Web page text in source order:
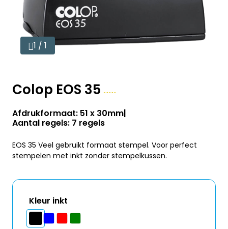
1 / 1
Colop EOS 35
Afdrukformaat: 51 x 30mm
Aantal regels: 7 regels
EOS 35 Veel gebruikt formaat stempel. Voor perfect
stempelen met inkt zonder stempelkussen.
Kleur inkt